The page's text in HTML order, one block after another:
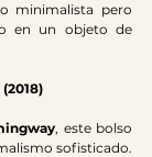
minimalista pero
en un objeto de
, este bolso
sofisticado.